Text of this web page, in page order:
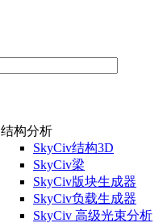
结构分析
SkyCiv结构3D
SkyCiv梁
SkyCiv版块生成器
SkyCiv负载生成器
SkyCiv 高级光束分析